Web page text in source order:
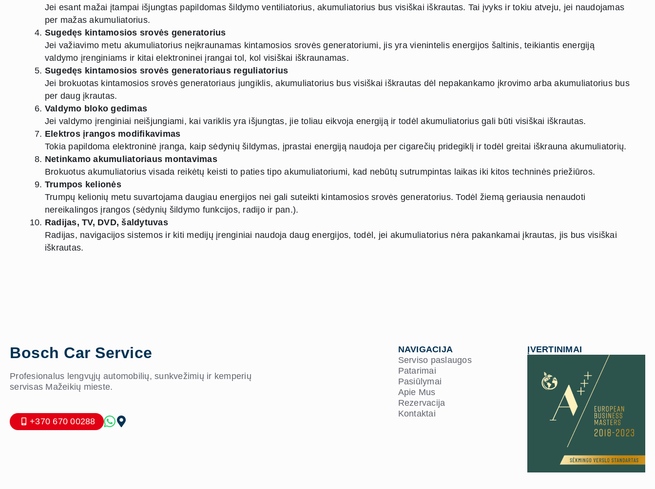
Jei esant mažai įtampai išjungtas papildomas šildymo ventiliatorius, akumuliatorius bus visiškai iškrautas. Tai įvyks ir tokiu atveju, jei naudojamas
per mažas akumuliatorius.
Sugedęs kintamosios srovės generatorius
Jei važiavimo metu akumuliatorius neįkraunamas kintamosios srovės generatoriumi, jis yra vienintelis energijos šaltinis, teikiantis energiją
valdymo įrenginiams ir kitai elektroninei įrangai tol, kol visiškai iškraunamas.
Sugedęs kintamosios srovės generatoriaus reguliatorius
Jei brokuotas kintamosios srovės generatoriaus jungiklis, akumuliatorius bus visiškai iškrautas dėl nepakankamo įkrovimo arba akumuliatorius bus
per daug įkrautas.
Valdymo bloko gedimas
Jei valdymo įrenginiai neišjungiami, kai variklis yra išjungtas, jie toliau eikvoja energiją ir todėl akumuliatorius gali būti visiškai iškrautas.
Elektros įrangos modifikavimas
Tokia papildoma elektroninė įranga, kaip sėdynių šildymas, įprastai energiją naudoja per cigarečių pridegiklį ir todėl greitai iškrauna akumuliatorių.
Netinkamo akumuliatoriaus montavimas
Brokuotus akumuliatorius visada reikėtų keisti to paties tipo akumuliatoriumi, kad nebūtų sutrumpintas laikas iki kitos techninės priežiūros.
Trumpos kelionės
Trumpų kelionių metu suvartojama daugiau energijos nei gali suteikti kintamosios srovės generatorius. Todėl žiemą geriausia nenaudoti
nereikalingos įrangos (sėdynių šildymo funkcijos, radijo ir pan.).
Radijas, TV, DVD, šaldytuvas
Radijas, navigacijos sistemos ir kiti medijų įrenginiai naudoja daug energijos, todėl, jei akumuliatorius nėra pakankamai įkrautas, jis bus visiškai
iškrautas.
Bosch Car Service
Profesionalus lengvųjų automobilių, sunkvežimių ir kemperių
servisas Mažeikių mieste.
+370 670 00288
NAVIGACIJA
Serviso paslaugos
Patarimai
Pasiūlymai
Apie Mus
Rezervacija
Kontaktai
ĮVERTINIMAI